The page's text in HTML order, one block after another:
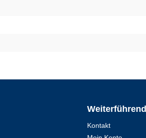
Kontakt